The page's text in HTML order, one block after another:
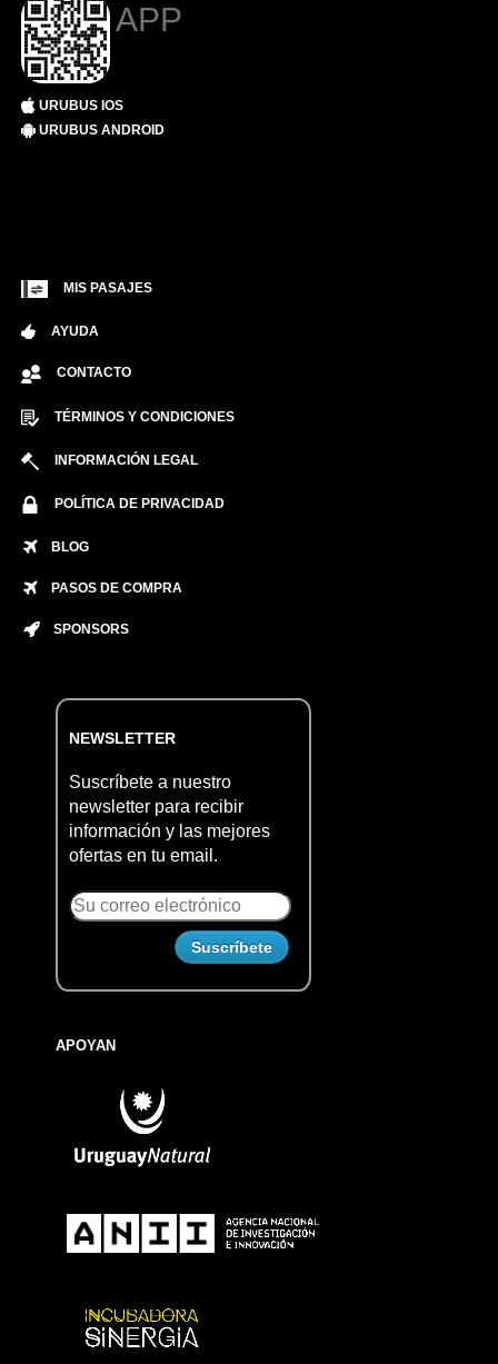
APP
URUBUS IOS
URUBUS ANDROID
MIS PASAJES
AYUDA
CONTACTO
TÉRMINOS Y CONDICIONES
INFORMACIÓN LEGAL
POLÍTICA DE PRIVACIDAD
BLOG
PASOS DE COMPRA
SPONSORS
NEWSLETTER
Suscríbete a nuestro
newsletter para recibir
información y las mejores
ofertas en tu email.
APOYAN